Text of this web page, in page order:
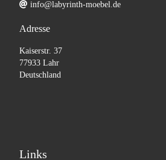
info@labyrinth-moebel.de
Adresse
Kaiserstr. 37
77933 Lahr
Deutschland
Links